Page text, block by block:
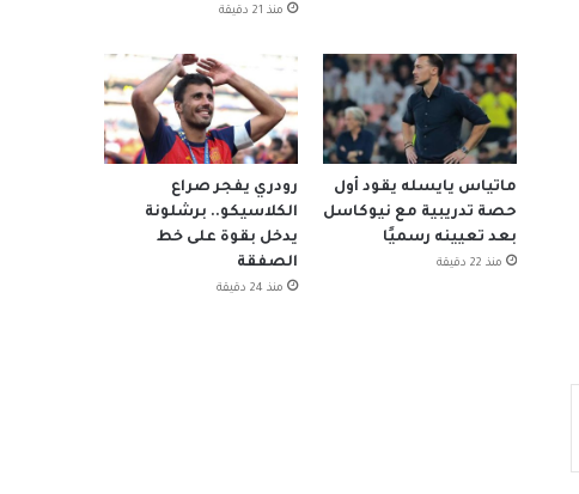
منذ 21 دقيقة
ماتياس يايسله يقود أول
حصة تدريبية مع نيوكاسل
بعد تعيينه رسميًا
منذ 22 دقيقة
رودري يفجر صراع
الكلاسيكو.. برشلونة
يدخل بقوة على خط
الصفقة
منذ 24 دقيقة